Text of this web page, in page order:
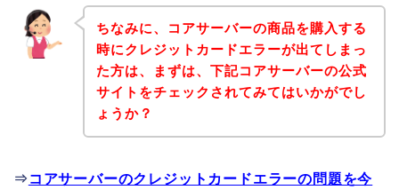
ちなみに、コアサーバーの商品を購入する
時にクレジットカードエラーが出てしまっ
た方は、まずは、下記コアサーバーの公式
サイトをチェックされてみてはいかがでし
ょうか？
⇒ コアサーバーのクレジットカードエラーの問題を今